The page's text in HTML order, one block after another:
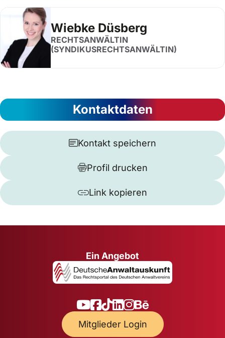
Wiebke Düsberg
RECHTSANWÄLTIN
(SYNDIKUSRECHTSANWÄLTIN)
Kontaktdaten
Kontakt speichern
Profil drucken
Link kopieren
Ein Angebot
Mitglieder Login